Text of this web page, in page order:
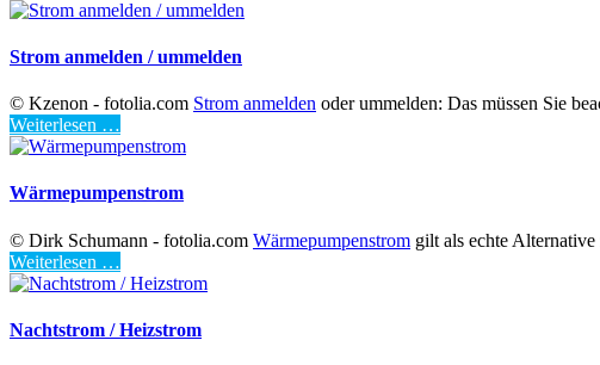
Strom anmelden / ummelden
© Kzenon - fotolia.com Strom anmelden oder ummelden: Das müssen Sie
Weiterlesen …
Wärmepumpenstrom
© Dirk Schumann - fotolia.com Wärmepumpenstrom gilt als echte
Weiterlesen …
Nachtstrom / Heizstrom